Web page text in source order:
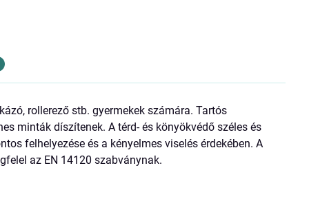
rollerező stb. gyermekek számára. Tartós
minták díszítenek. A térd- és könyökvédő széles és
felhelyezése és a kényelmes viselés érdekében. A
az EN 14120 szabványnak.